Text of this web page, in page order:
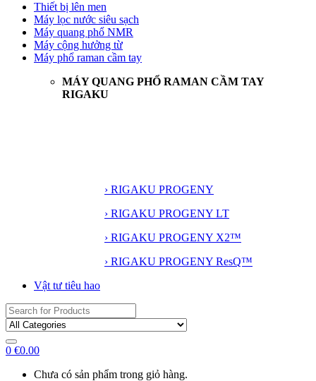
Thiết bị lên men
Máy lọc nước siêu sạch
Máy quang phổ NMR
Máy cộng hưởng từ
Máy phổ raman cầm tay
MÁY QUANG PHỔ RAMAN CẦM TAY
RIGAKU
› RIGAKU PROGENY
› RIGAKU PROGENY LT
› RIGAKU PROGENY X2™
› RIGAKU PROGENY ResQ™
Vật tư tiêu hao
Search
for:
0 €0.00
Chưa có sản phẩm trong giỏ hàng.